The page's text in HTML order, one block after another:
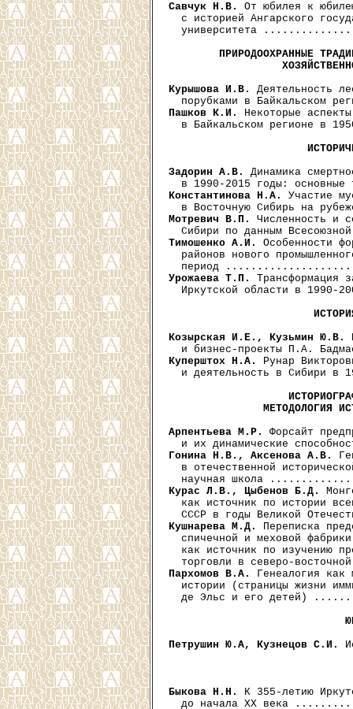
Савчук Н.В.
От юбилея к
с историей Ангарского
университета
ПРИРОДООХРАННЫЕ
Курышова И.В.
Деятельность
Пашков К.И.
Некоторые
в Байкальском регионе в
Задорин А.В.
Динамика
Константинова Н.А.
Участие
Мотревич В.П.
Численность и
Тимошенко А.И.
Особенности
районов нового
Урожаева Т.П.
Трансформация
Иркутской области в 1990-
Козырская И.Е., Кузьмин Ю.В.
Куперштох Н.А.
Рунар
и деятельность в Сибири в
МЕТОДОЛОГИЯ
Арпентьева М.Р.
Форсайт
Гонина Н.В., Аксенова А.В.
в отечественной
Курас Л.В., Цыбенов Б.Д.
как источник по истории
Кушнарева М.Д.
Переписка
спичечной и меховой
как источник по изучению
Пархомов В.А.
Генеалогия как
истории (страницы жизни
де Эльс и его детей)
Петрушин Ю.А, Кузнецов С.И.
Быкова Н.Н.
К 355-летию